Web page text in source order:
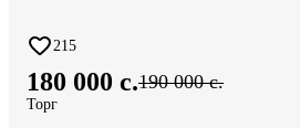
215
180 000 c.190 000 c.
Торг